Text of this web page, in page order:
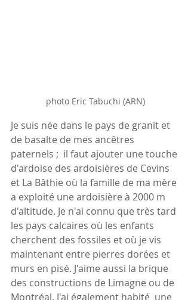
photo Eric Tabuchi (ARN)
Je suis née dans le pays de granit et
de basalte de mes ancêtres
paternels ;  il faut ajouter une touche
d'ardoise des ardoisières de Cevins
et La Bâthie où la famille de ma mère
a exploité une ardoisière à 2000 m
d'altitude. Je n'ai connu que très tard
les pays calcaires où les enfants
cherchent des fossiles et où je vis
maintenant entre pierres dorées et
murs en pisé. J'aime aussi la brique
des constructions de Limagne ou de
Montréal. J'ai également habité  une